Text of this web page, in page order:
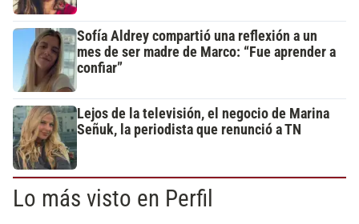
Sofía Aldrey compartió una reflexión a un
mes de ser madre de Marco: “Fue aprender a
confiar”
Lejos de la televisión, el negocio de Marina
Señuk, la periodista que renunció a TN
Lo más visto en Perfil